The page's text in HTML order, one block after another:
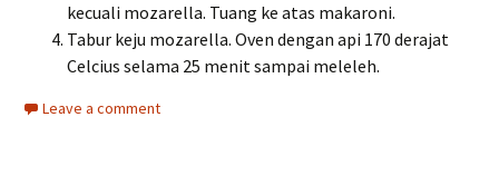
kecuali mozarella. Tuang ke atas makaroni.
Tabur keju mozarella. Oven dengan api 170 derajat
Celcius selama 25 menit sampai meleleh.
Leave a comment